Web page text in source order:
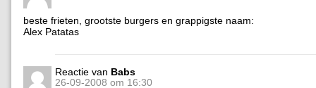
beste frieten, grootste burgers en grappigste naam:
Alex Patatas
Reactie van Babs
26-09-2008 om 16:30